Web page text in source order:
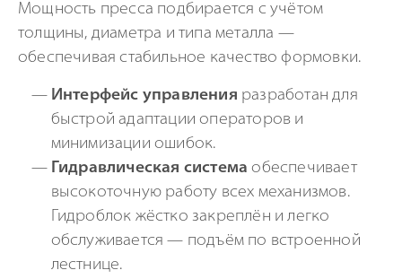
Мощность пресса подбирается с учётом
толщины, диаметра и типа металла —
обеспечивая стабильное качество формовки.
Интерфейс управления разработан для
быстрой адаптации операторов и
минимизации ошибок.
Гидравлическая система обеспечивает
высокоточную работу всех механизмов.
Гидроблок жёстко закреплён и легко
обслуживается — подъём по встроенной
лестнице.